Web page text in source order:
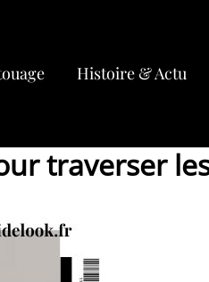
Histoire & Actu
traverser